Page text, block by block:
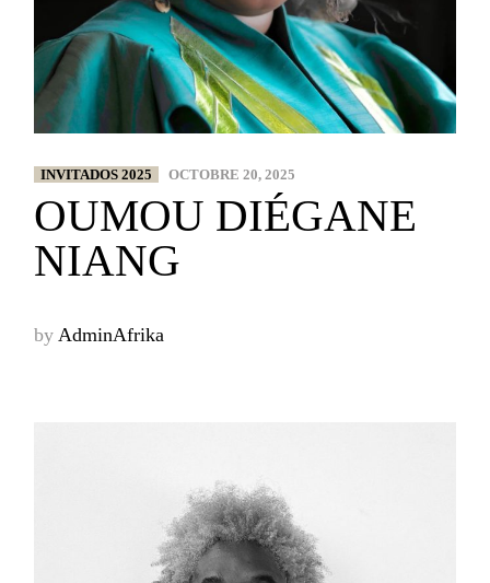
INVITADOS 2025 OCTOBRE 20, 2025
OUMOU DIÉGANE
NIANG
by AdminAfrika